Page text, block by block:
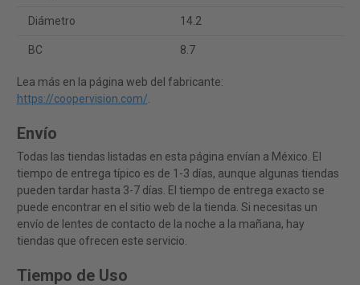
Diámetro 14.2
BC 8.7
Lea más en la página web del fabricante:
https://coopervision.com/.
Envío
Todas las tiendas listadas en esta página envían a México. El
tiempo de entrega típico es de 1-3 días, aunque algunas tiendas
pueden tardar hasta 3-7 días. El tiempo de entrega exacto se
puede encontrar en el sitio web de la tienda. Si necesitas un
envío de lentes de contacto de la noche a la mañana, hay
tiendas que ofrecen este servicio.
Tiempo de Uso